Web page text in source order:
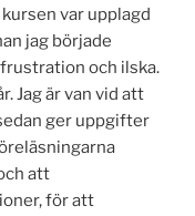
var upplagd
jag började
och ilska.
Jag är van vid att
ger uppgifter
att
för att